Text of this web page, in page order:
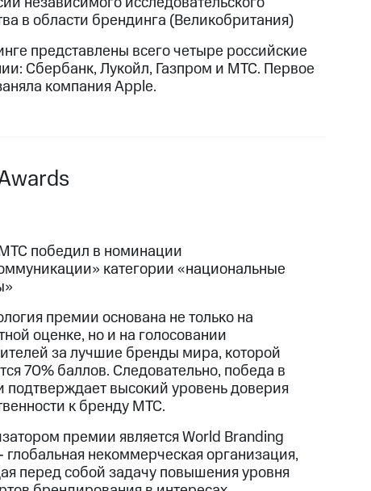
в области брендинга (Великобритания)
представлены всего четыре российские
Сбербанк, Лукойл, Газпром и МТС. Первое
компания Apple.
победил в номинации
категории «национальные
премии основана не только на
оценке, но и на голосовании
за лучшие бренды мира, которой
70% баллов. Следовательно, победа в
подтверждает высокий уровень доверия
к бренду МТС.
премии является World Branding
глобальная некоммерческая организация,
перед собой задачу повышения уровня